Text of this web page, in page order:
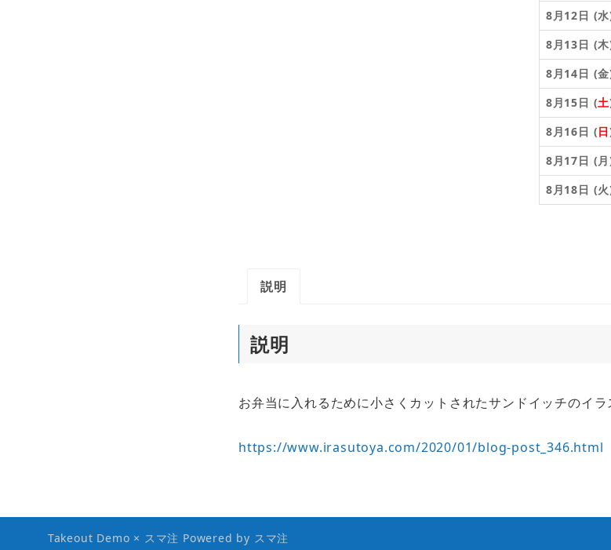
8月12日 (
8月13日 (
8月14日 (
8月15日 (土
8月16日 (日
8月17日 (
8月18日 (
説明
説明
お弁当に入れるために小さくカットされたサンドイッチのイラ
https://www.irasutoya.com/2020/01/blog-post_346.html
Takeout Demo × スマ注 Powered by スマ注